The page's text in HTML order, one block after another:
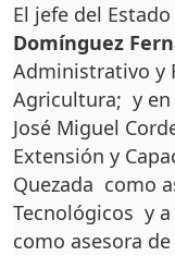
El jefe del
Domínguez
Administrativo y
Agricultura; y en
José Miguel
Extensión y
Quezada como
Tecnológicos y a
como asesora